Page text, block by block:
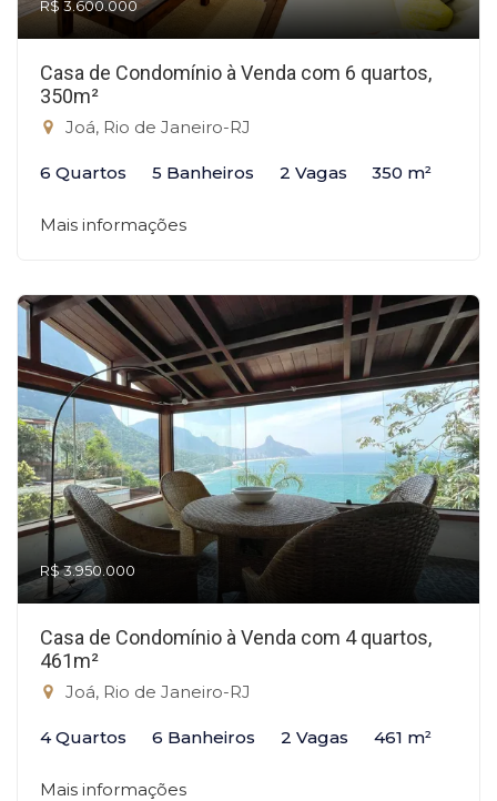
R$ 3.600.000
Casa de Condomínio à Venda com 6 quartos,
350m²
Joá, Rio de Janeiro-RJ
6 Quartos 5 Banheiros 2 Vagas 350 m²
Mais informações
R$ 3.950.000
Casa de Condomínio à Venda com 4 quartos,
461m²
Joá, Rio de Janeiro-RJ
4 Quartos 6 Banheiros 2 Vagas 461 m²
Mais informações